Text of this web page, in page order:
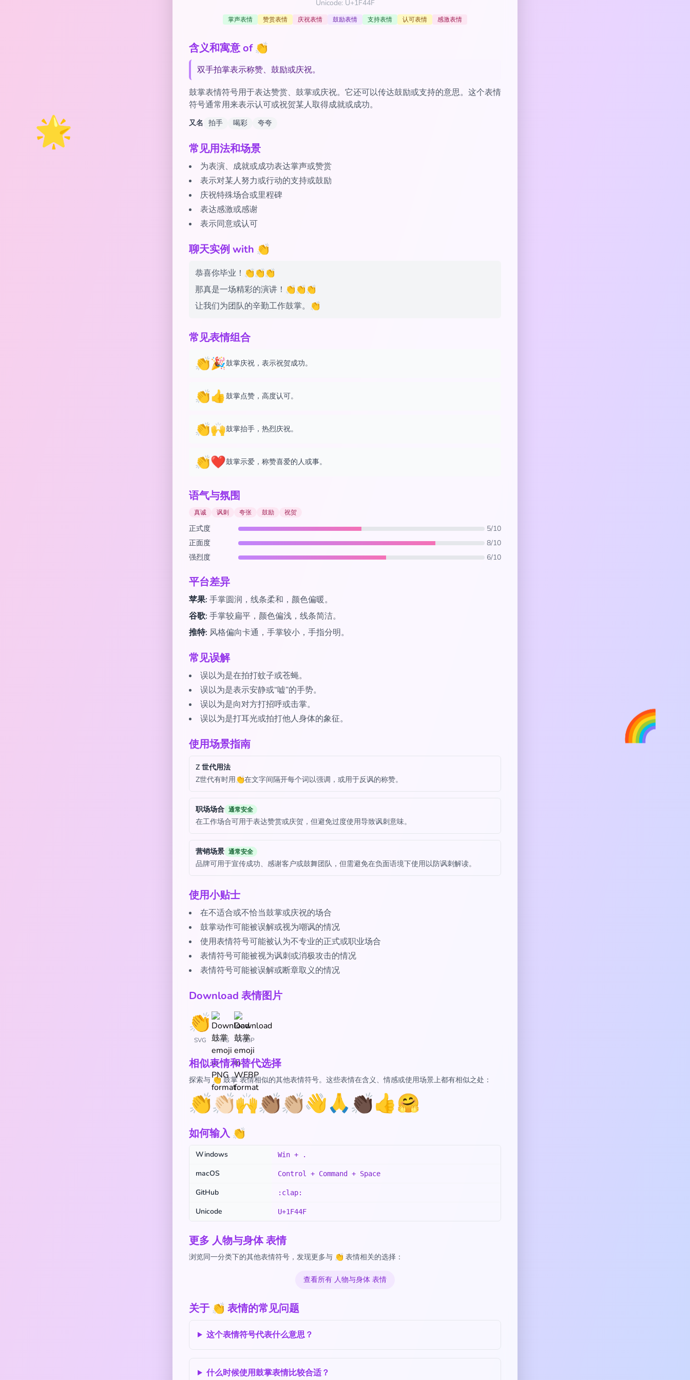
🌟
🌈
Unicode: U+1F44F
掌声表情 赞赏表情 庆祝表情 鼓励表情 支持表情 认可表情 感激表情
含义和寓意 of 👏
双手拍掌表示称赞、鼓励或庆祝。
鼓掌表情符号用于表达赞赏、鼓掌或庆祝。它还可以传达鼓励或支持的意思。这个表情
符号通常用来表示认可或祝贺某人取得成就或成功。
又名 拍手 喝彩 夸夸
常见用法和场景
为表演、成就或成功表达掌声或赞赏
表示对某人努力或行动的支持或鼓励
庆祝特殊场合或里程碑
表达感激或感谢
表示同意或认可
聊天实例 with 👏
恭喜你毕业！👏👏👏
那真是一场精彩的演讲！👏👏👏
让我们为团队的辛勤工作鼓掌。👏
常见表情组合
👏🎉鼓掌庆祝，表示祝贺成功。
👏👍鼓掌点赞，高度认可。
👏🙌鼓掌抬手，热烈庆祝。
👏❤️鼓掌示爱，称赞喜爱的人或事。
语气与氛围
真诚 讽刺 夸张 鼓励 祝贺
正式度
5/10
正面度
8/10
强烈度
6/10
平台差异
苹果: 手掌圆润，线条柔和，颜色偏暖。
谷歌: 手掌较扁平，颜色偏浅，线条简洁。
推特: 风格偏向卡通，手掌较小，手指分明。
常见误解
误以为是在拍打蚊子或苍蝇。
误以为是表示安静或“嘘”的手势。
误以为是向对方打招呼或击掌。
误以为是打耳光或拍打他人身体的象征。
使用场景指南
Z 世代用法
Z世代有时用👏在文字间隔开每个词以强调，或用于反讽的称赞。
职场场合 通常安全
在工作场合可用于表达赞赏或庆贺，但避免过度使用导致讽刺意味。
营销场景 通常安全
品牌可用于宣传成功、感谢客户或鼓舞团队，但需避免在负面语境下使用以防讽刺解读。
使用小贴士
在不适合或不恰当鼓掌或庆祝的场合
鼓掌动作可能被误解或视为嘲讽的情况
使用表情符号可能被认为不专业的正式或职业场合
表情符号可能被视为讽刺或消极攻击的情况
表情符号可能被误解或断章取义的情况
Download 表情图片
SVG PNG WEBP
相似表情和替代选择
探索与 👏 鼓掌 表情相似的其他表情符号。这些表情在含义、情感或使用场景上都有相似之处：
👏👏🏻🙌👏🏽👏🏼👋🙏👏🏿👍🤗
如何输入 👏
Windows Win + .
macOS Control + Command + Space
GitHub :clap:
Unicode U+1F44F
更多 人物与身体 表情
浏览同一分类下的其他表情符号，发现更多与 👏 表情相关的选择：
查看所有 人物与身体 表情
关于 👏 表情的常见问题
这个表情符号代表什么意思？
什么时候使用鼓掌表情比较合适？